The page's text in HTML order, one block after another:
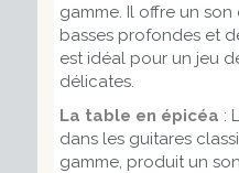
gamme. Il offre un
basses profondes et
est idéal pour un jeu
délicates.
La table en épicéa :
dans les guitares
gamme, produit un